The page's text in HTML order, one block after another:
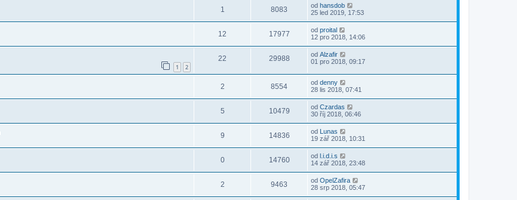
1 8083 od hansdob
25 led 2019, 17:53
12 17977 od proital
12 pro 2018, 14:06
1 2
22 29988 od Alzafir
01 pro 2018, 09:17
2 8554 od denny
28 lis 2018, 07:41
5 10479 od Czardas
30 říj 2018, 06:46
9 14836 od Lunas
19 zář 2018, 10:31
0 14760 od l.i.d.i.s
14 zář 2018, 23:48
2 9463 od OpelZafira
28 srp 2018, 05:47